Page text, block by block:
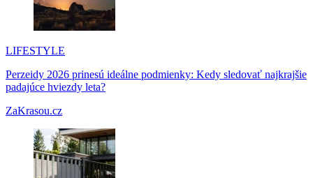
LIFESTYLE
Perzeidy 2026 prinesú ideálne podmienky: Kedy sledovať najkrajšie
padajúce hviezdy leta?
ZaKrasou.cz